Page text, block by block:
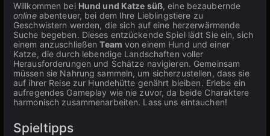
Willkommen bei Hund und Katze süß, eine bezaubernde
onlineabenteuer, bei dem Ihre Lieblingstiere zu
Geschwistern werden, die sich auf eine herzerwärmende
Suche begeben. Dieses entzückende Spiel lädt Sie ein, sich
einem anzuschließenTeam von einem Hund und einer
Katze, die durch lebendige Landschaften voller
Herausforderungen und Schätze navigieren. Gemeinsam
müssen sie Nahrung sammeln, um sicherzustellen, dass sie
auf ihrer Reise zur Hundehütte genährt bleiben. Erlebe ein
aufregendes Gameplay wie nie zuvor, da beide Charaktere
harmonisch zusammenarbeiten. Lass uns eintauchen!
Spieltipps